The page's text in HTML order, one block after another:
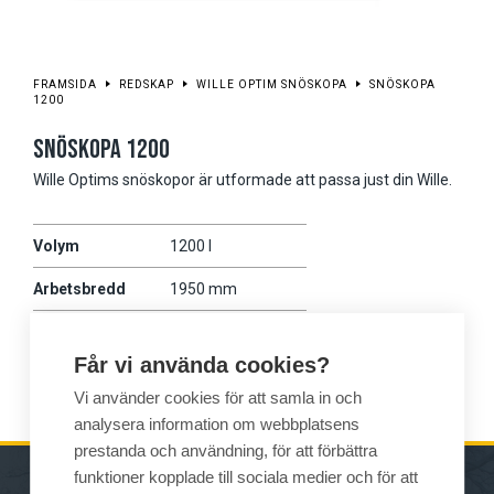
FRAMSIDA REDSKAP WILLE OPTIM SNÖSKOPA
SNÖSKOPA
1200
SNÖSKOPA 1200
Wille Optims snöskopor är utformade att passa just din Wille.
Volym 1200 l
Arbetsbredd 1950 mm
475
Får vi använda cookies?
Vi använder cookies för att samla in och
analysera information om webbplatsens
prestanda och användning, för att förbättra
funktioner kopplade till sociala medier och för att